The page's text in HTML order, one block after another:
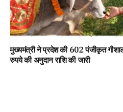
मुख्यमंत्री ने प्रदेश की 602 पंजीकृत
रुपये की अनुदान राशि की जारी